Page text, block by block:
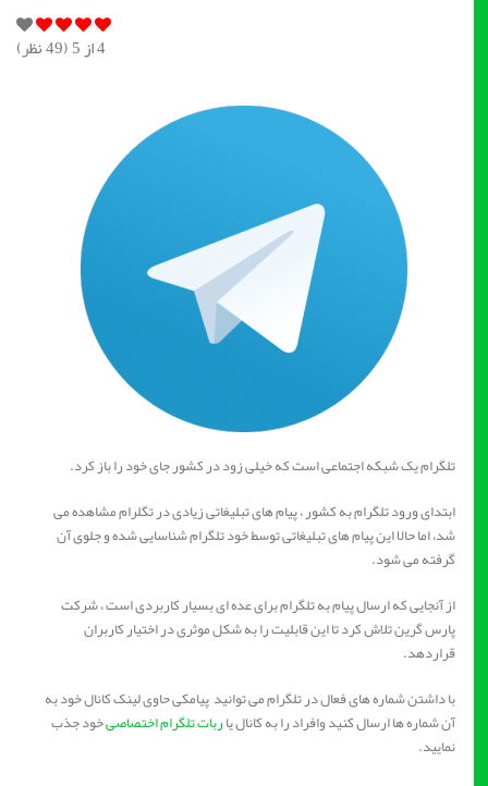
از 5 ( 49نظر)
تلگرام یک شبکه اجتماعی است که خیلی زود در کشور جای خود را باز کرد.
ابتدای ورود تلگرام به کشور ، پیام های تبلیغاتی زیادی در تگلرام مشاهده می
شد، اما حالا این پیام های تبلیغاتی توسط خود تلگرام شناسایی شده و جلوی آن
گرفته می شود.
از آنجایی که ارسال پیام به تلگرام برای عده ای بسیار کاربردی است ، شرکت
پارس گرین تلاش کرد تا این قابلیت را به شکل موثری در اختیار کاربران
قراردهد.
با داشتن شماره های فعال در تلگرام می توانید پیامکی حاوی لینک کانال خود به
آن شماره ها ارسال کنید وافراد را به کانال یاربات تلگرام اختصاصیخود جذب
نمایید.